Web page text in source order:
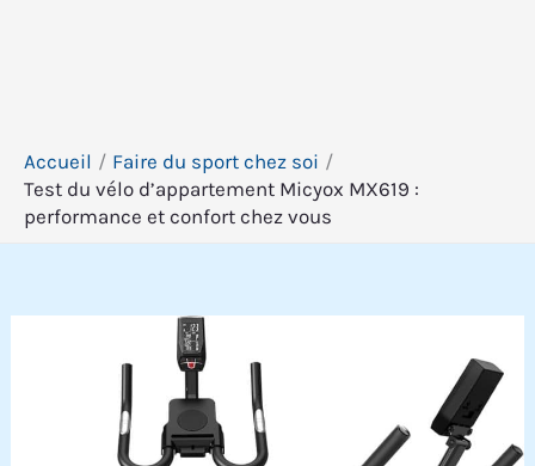
Accueil
Faire du sport chez soi
Test du vélo d’appartement Micyox MX619 :
performance et confort chez vous